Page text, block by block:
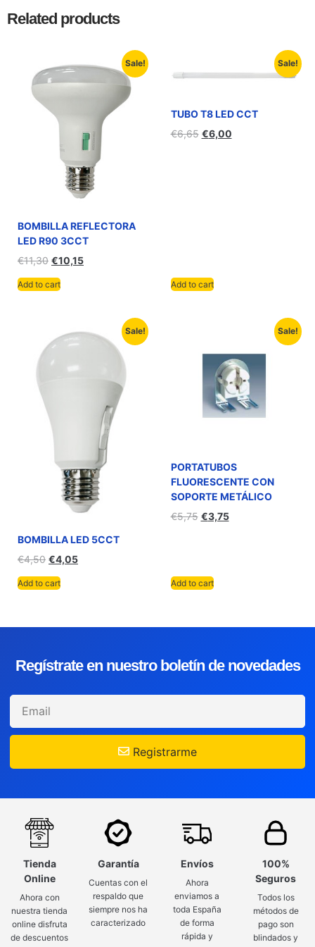
Related products
Sale!
BOMBILLA REFLECTORA
LED R90 3CCT
€11,30 €10,15
Add to cart
Sale!
TUBO T8 LED CCT
€6,65 €6,00
Add to cart
Sale!
BOMBILLA LED 5CCT
€4,50 €4,05
Add to cart
Sale!
PORTATUBOS
FLUORESCENTE CON
SOPORTE METÁLICO
€5,75 €3,75
Add to cart
Regístrate en nuestro boletín de novedades
Registrarme
Tienda
Online
Ahora con
nuestra tienda
online disfruta
de descuentos
Garantía
Cuentas con el
respaldo que
siempre nos ha
caracterizado
Envíos
Ahora
enviamos a
toda España
de forma
rápida y
100%
Seguros
Todos los
métodos de
pago son
blindados y